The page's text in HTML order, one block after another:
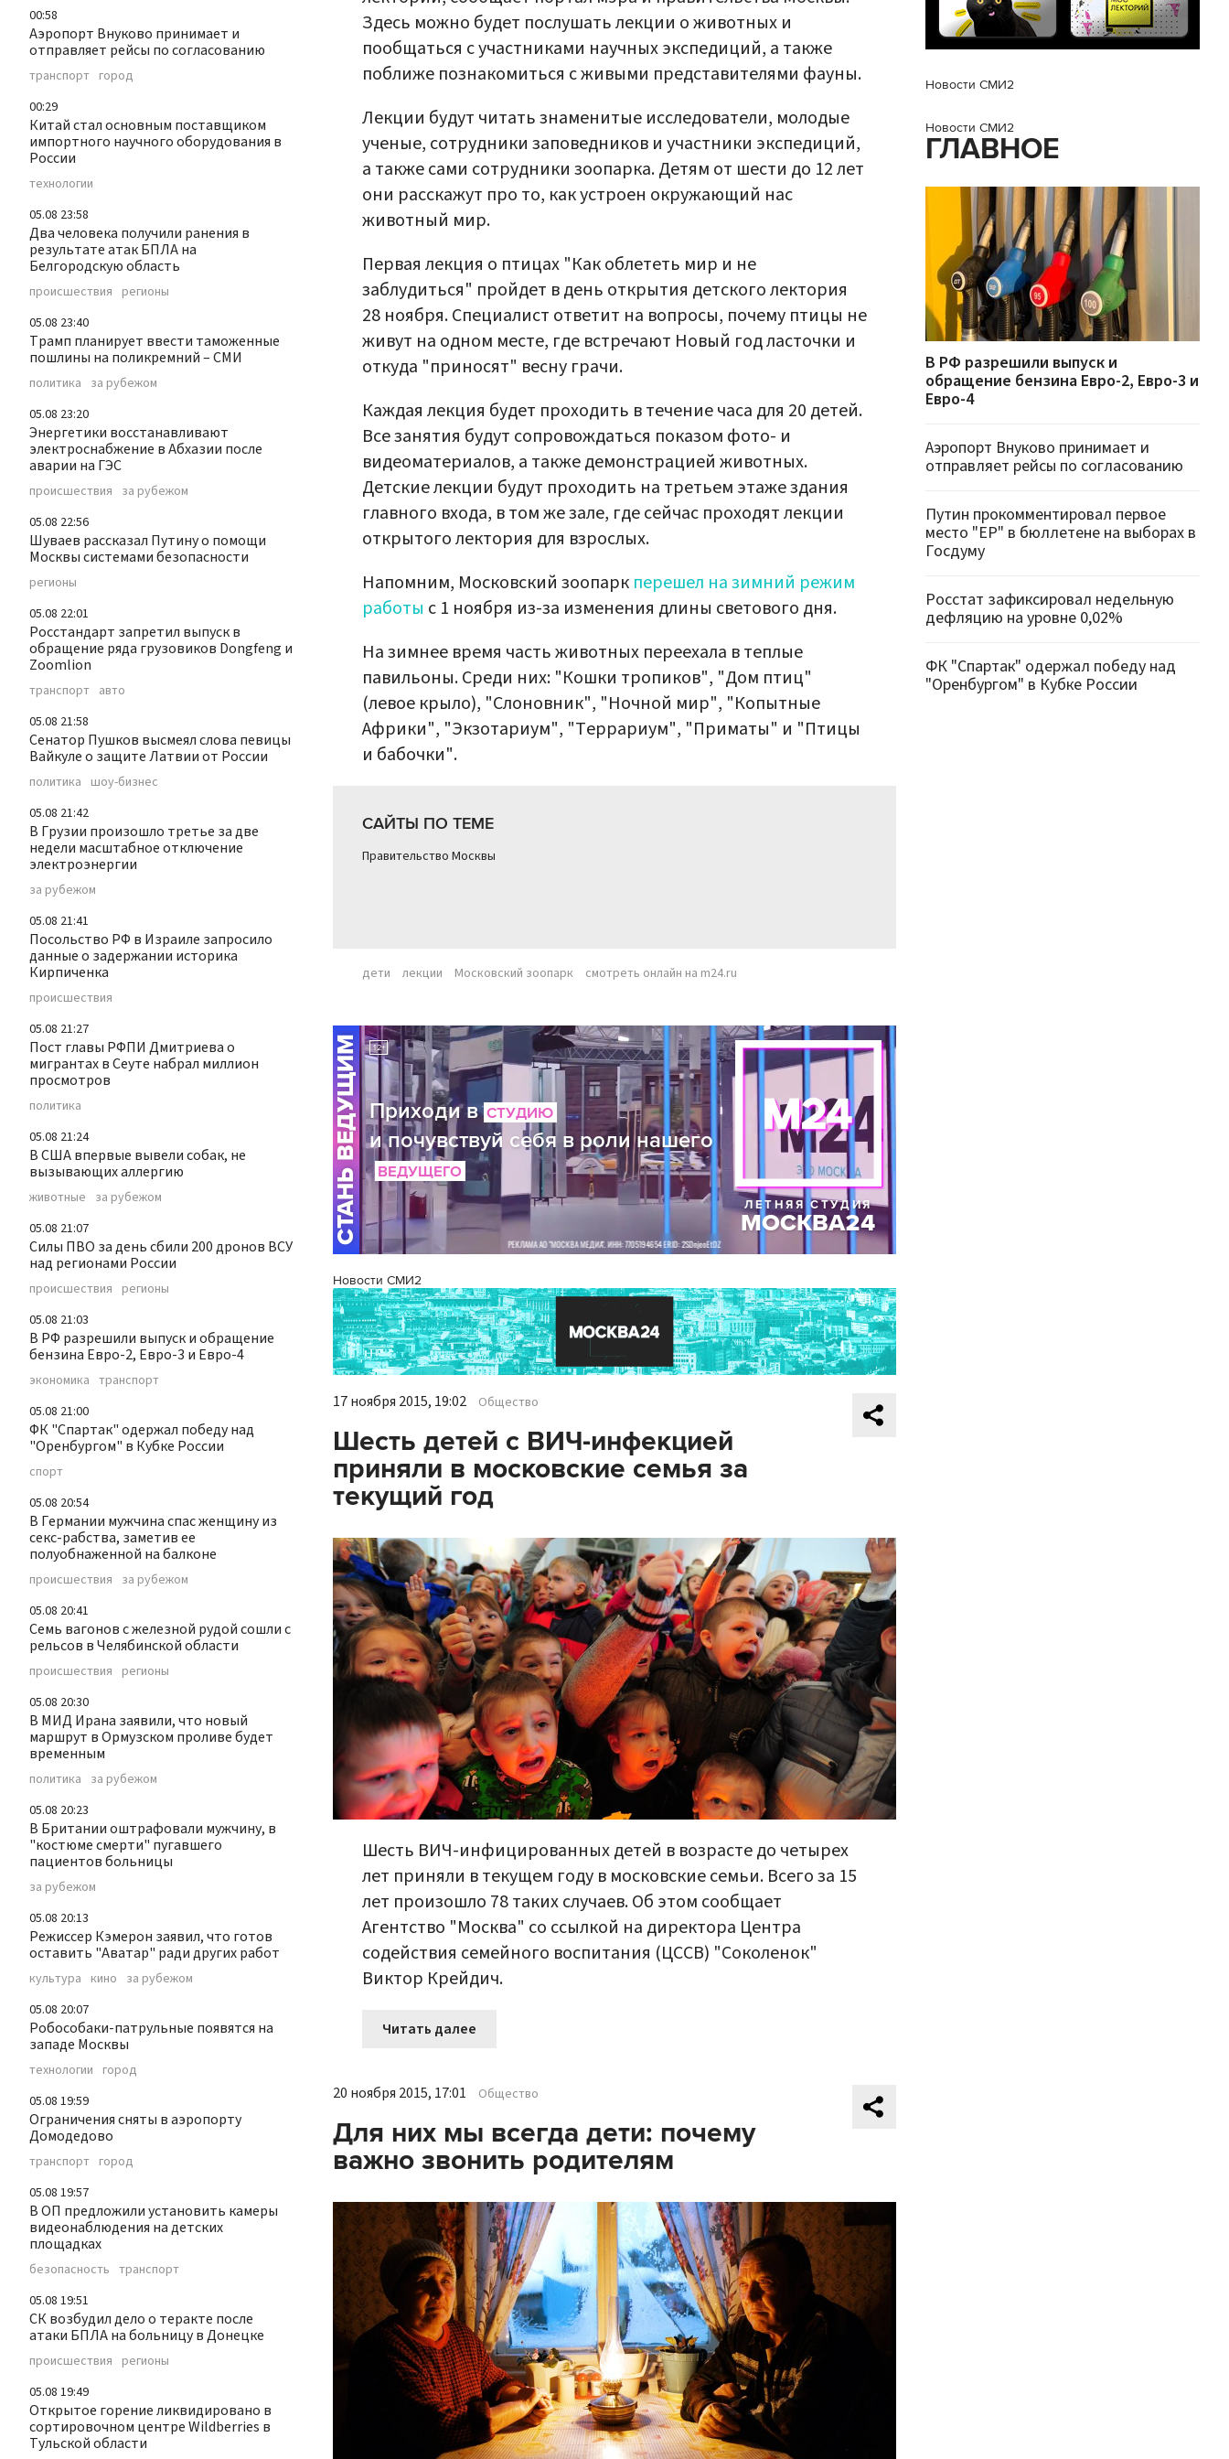
00:58
Аэропорт Внуково принимает и
отправляет рейсы по согласованию
транспорт город
00:29
Китай стал основным поставщиком
импортного научного оборудования в
России
технологии
05.08 23:58
Два человека получили ранения в
результате атак БПЛА на
Белгородскую область
происшествия регионы
05.08 23:40
Трамп планирует ввести таможенные
пошлины на поликремний – СМИ
политика за рубежом
05.08 23:20
Энергетики восстанавливают
электроснабжение в Абхазии после
аварии на ГЭС
происшествия за рубежом
05.08 22:56
Шуваев рассказал Путину о помощи
Москвы системами безопасности
регионы
05.08 22:01
Росстандарт запретил выпуск в
обращение ряда грузовиков Dongfeng и
Zoomlion
транспорт авто
05.08 21:58
Сенатор Пушков высмеял слова певицы
Вайкуле о защите Латвии от России
политика шоу-бизнес
05.08 21:42
В Грузии произошло третье за две
недели масштабное отключение
электроэнергии
за рубежом
05.08 21:41
Посольство РФ в Израиле запросило
данные о задержании историка
Кирпиченка
происшествия
05.08 21:27
Пост главы РФПИ Дмитриева о
мигрантах в Сеуте набрал миллион
просмотров
политика
05.08 21:24
В США впервые вывели собак, не
вызывающих аллергию
животные за рубежом
05.08 21:07
Силы ПВО за день сбили 200 дронов ВСУ
над регионами России
происшествия регионы
05.08 21:03
В РФ разрешили выпуск и обращение
бензина Евро-2, Евро-3 и Евро-4
экономика транспорт
05.08 21:00
ФК "Спартак" одержал победу над
"Оренбургом" в Кубке России
спорт
05.08 20:54
В Германии мужчина спас женщину из
секс-рабства, заметив ее
полуобнаженной на балконе
происшествия за рубежом
05.08 20:41
Семь вагонов с железной рудой сошли с
рельсов в Челябинской области
происшествия регионы
05.08 20:30
В МИД Ирана заявили, что новый
маршрут в Ормузском проливе будет
временным
политика за рубежом
05.08 20:23
В Британии оштрафовали мужчину, в
"костюме смерти" пугавшего
пациентов больницы
за рубежом
05.08 20:13
Режиссер Кэмерон заявил, что готов
оставить "Аватар" ради других работ
культура кино за рубежом
05.08 20:07
Робособаки-патрульные появятся на
западе Москвы
технологии город
05.08 19:59
Ограничения сняты в аэропорту
Домодедово
транспорт город
05.08 19:57
В ОП предложили установить камеры
видеонаблюдения на детских
площадках
безопасность транспорт
05.08 19:51
СК возбудил дело о теракте после
атаки БПЛА на больницу в Донецке
происшествия регионы
05.08 19:49
Открытое горение ликвидировано в
сортировочном центре Wildberries в
Тульской области
Здесь можно будет послушать лекции о животных и
пообщаться с участниками научных экспедиций, а также
поближе познакомиться с живыми представителями фауны.
Лекции будут читать знаменитые исследователи, молодые
ученые, сотрудники заповедников и участники экспедиций,
а также сами сотрудники зоопарка. Детям от шести до 12 лет
они расскажут про то, как устроен окружающий нас
животный мир.
Первая лекция о птицах "Как облететь мир и не
заблудиться" пройдет в день открытия детского лектория
28 ноября. Специалист ответит на вопросы, почему птицы не
живут на одном месте, где встречают Новый год ласточки и
откуда "приносят" весну грачи.
Каждая лекция будет проходить в течение часа для 20 детей.
Все занятия будут сопровождаться показом фото- и
видеоматериалов, а также демонстрацией животных.
Детские лекции будут проходить на третьем этаже здания
главного входа, в том же зале, где сейчас проходят лекции
открытого лектория для взрослых.
Напомним, Московский зоопарк перешел на зимний режим
работы с 1 ноября из-за изменения длины светового дня.
На зимнее время часть животных переехала в теплые
павильоны. Среди них: "Кошки тропиков", "Дом птиц"
(левое крыло), "Слоновник", "Ночной мир", "Копытные
Африки", "Экзотариум", "Террариум", "Приматы" и "Птицы
и бабочки".
САЙТЫ ПО ТЕМЕ
Правительство Москвы
дети лекции Московский зоопарк смотреть онлайн на m24.ru
Новости СМИ2
Новости СМИ2
Новости СМИ2
ГЛАВНОЕ
В РФ разрешили выпуск и
обращение бензина Евро-2, Евро-3 и
Евро-4
Аэропорт Внуково принимает и
отправляет рейсы по согласованию
Путин прокомментировал первое
место "ЕР" в бюллетене на выборах в
Госдуму
Росстат зафиксировал недельную
дефляцию на уровне 0,02%
ФК "Спартак" одержал победу над
"Оренбургом" в Кубке России
17 ноября 2015, 19:02 Общество
Шесть детей с ВИЧ-инфекцией
приняли в московские семья за
текущий год
Шесть ВИЧ-инфицированных детей в возрасте до четырех
лет приняли в текущем году в московские семьи. Всего за 15
лет произошло 78 таких случаев. Об этом сообщает
Агентство "Москва" со ссылкой на директора Центра
содействия семейного воспитания (ЦССВ) "Соколенок"
Виктор Крейдич.
Читать далее
20 ноября 2015, 17:01 Общество
Для них мы всегда дети: почему
важно звонить родителям